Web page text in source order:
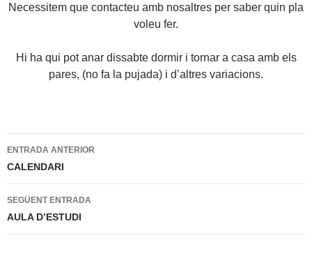
Necessitem que contacteu amb nosaltres per saber quin pla
voleu fer.
Hi ha qui pot anar dissabte dormir i tornar a casa amb els
pares, (no fa la pujada) i d’altres variacions.
Navegació
per
les
entrades
ENTRADA ANTERIOR
CALENDARI
SEGÜENT ENTRADA
AULA D’ESTUDI